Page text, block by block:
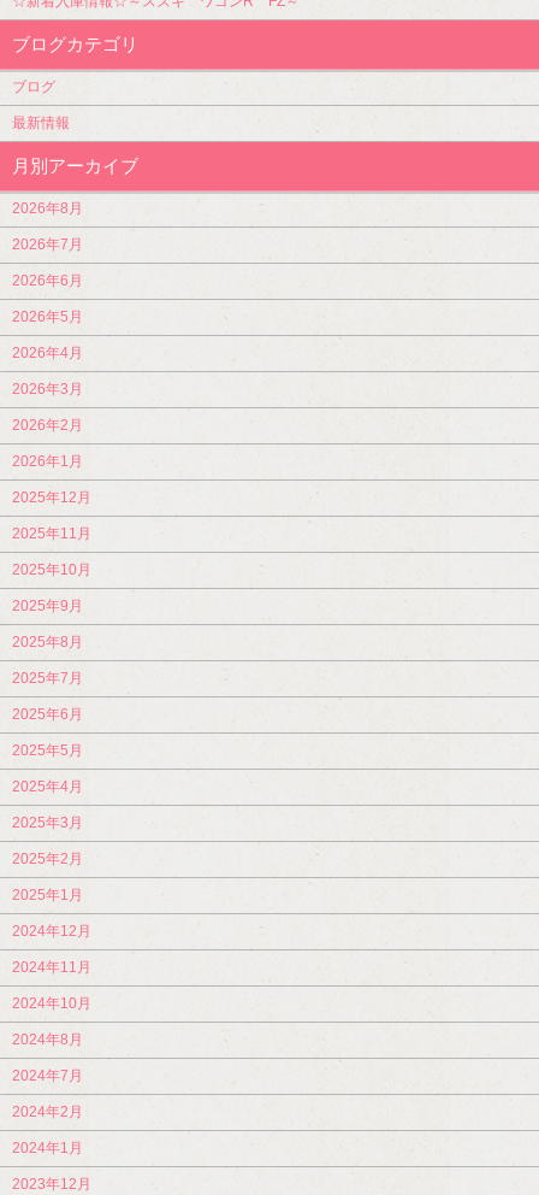
ブログカテゴリ
ブログ
最新情報
月別アーカイブ
2026年8月
2026年7月
2026年6月
2026年5月
2026年4月
2026年3月
2026年2月
2026年1月
2025年12月
2025年11月
2025年10月
2025年9月
2025年8月
2025年7月
2025年6月
2025年5月
2025年4月
2025年3月
2025年2月
2025年1月
2024年12月
2024年11月
2024年10月
2024年8月
2024年7月
2024年2月
2024年1月
2023年12月